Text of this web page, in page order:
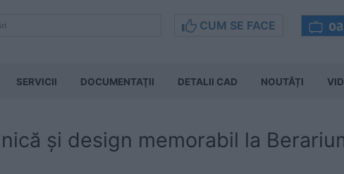
CUM SE FACE
SERVICII DOCUMENTAŢII DETALII CAD NOUTĂȚI
și design memorabil la